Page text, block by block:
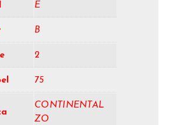
E
B
2
75
CONTINENTAL
ZO